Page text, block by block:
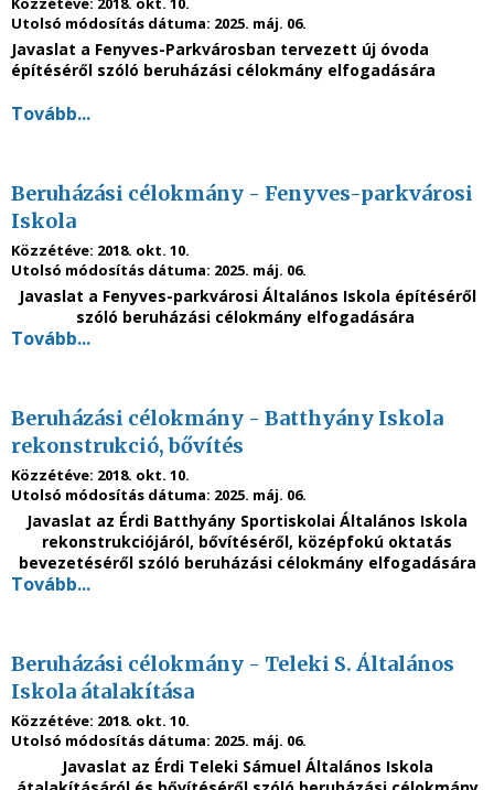
Utolsó módosítás dátuma: 2025. máj. 06.
Javaslat a Fenyves-Parkvárosban tervezett új óvoda
építéséről szóló beruházási célokmány elfogadására
Tovább...
Beruházási célokmány - Fenyves-parkvárosi
Iskola
Közzétéve: 2018. okt. 10.
Utolsó módosítás dátuma: 2025. máj. 06.
Javaslat a Fenyves-parkvárosi Általános Iskola építéséről
szóló beruházási célokmány elfogadására
Tovább...
Beruházási célokmány - Batthyány Iskola
rekonstrukció, bővítés
Közzétéve: 2018. okt. 10.
Utolsó módosítás dátuma: 2025. máj. 06.
Javaslat az Érdi Batthyány Sportiskolai Általános Iskola
rekonstrukciójáról, bővítéséről, középfokú oktatás
bevezetéséről szóló beruházási célokmány elfogadására
Tovább...
Beruházási célokmány - Teleki S. Általános
Iskola átalakítása
Közzétéve: 2018. okt. 10.
Utolsó módosítás dátuma: 2025. máj. 06.
Javaslat az Érdi Teleki Sámuel Általános Iskola